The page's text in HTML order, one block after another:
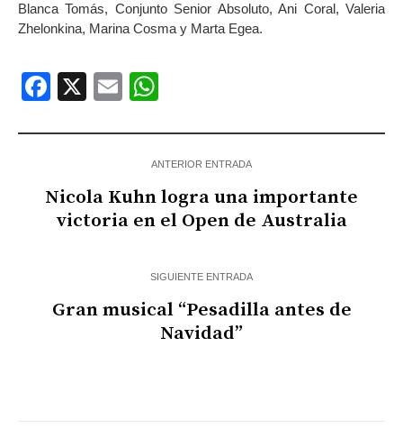
Blanca Tomás, Conjunto Senior Absoluto, Ani Coral, Valeria
Zhelonkina, Marina Cosma y Marta Egea.
Facebook
X Email
ANTERIOR ENTRADA
Nicola Kuhn logra una importante
victoria en el Open de Australia
SIGUIENTE ENTRADA
Gran musical “Pesadilla antes de
Navidad”